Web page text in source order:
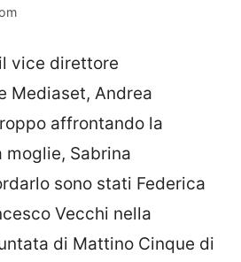
vice direttore
Mediaset, Andrea
affrontando la
moglie, Sabrina
sono stati Federica
Vecchi nella
di Mattino Cinque di